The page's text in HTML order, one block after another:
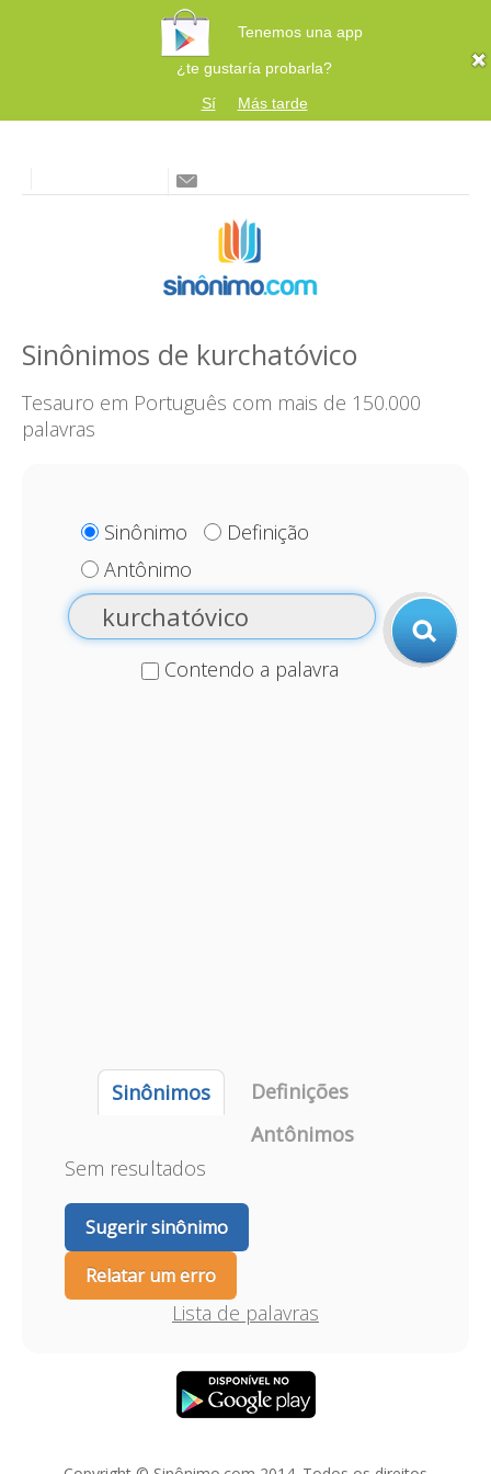
Tenemos una app
¿te gustaría probarla?
Sí
Más tarde
Sinônimos de kurchatóvico
Tesauro em Português com mais de 150.000
palavras
Sinônimo
Definição
Antônimo
Contendo a palavra
Sinônimos
Definições
Antônimos
Sem resultados
Sugerir sinônimo
Relatar um erro
Lista de palavras